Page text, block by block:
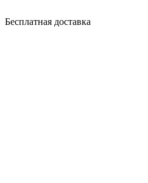
Бесплатная доставка